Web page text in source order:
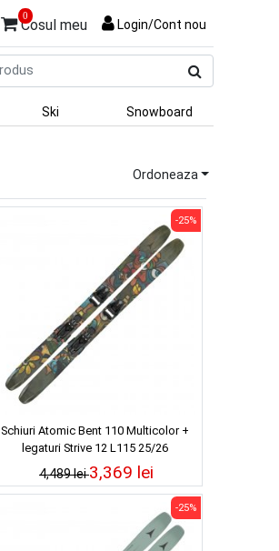
0
Cosul meu Login/Cont nou
produs
Ski Snowboard
Ordoneaza
Schiuri Atomic Bent 110 Multicolor +
legaturi Strive 12 L115 25/26
4,489 lei
-25%
3,369 lei
-25%